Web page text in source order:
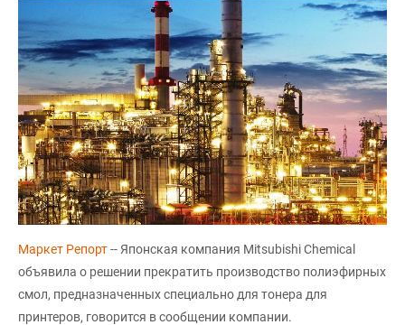
Маркет Репорт-- Японская компания Mitsubishi Chemical
объявила о решении прекратить производство полиэфирных
смол, предназначенных специально для тонера для
принтеров, говорится в сообщении компании.